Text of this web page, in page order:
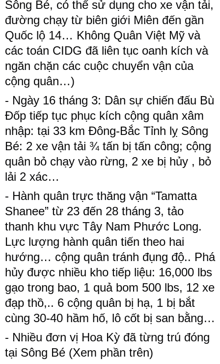
Sông Bé, có thể sử dụng cho xe vận tải,
đường chạy từ biên giới Miên đến gần
Quốc lộ 14… Không Quân Việt Mỹ và
các toán CIDG đã liên tục oanh kích và
ngăn chặn các cuộc chuyển vận của
cộng quân…)
- Ngày 16 tháng 3: Dân sự chiến đấu Bù
Đốp tiếp tục phục kích cộng quân xâm
nhập: tại 33 km Đông-Bắc Tỉnh lỵ Sông
Bé: 2 xe vận tải ¾ tấn bị tấn công; cộng
quân bỏ chạy vào rừng, 2 xe bị hủy , bỏ
lải 2 xác…
- Hành quân trực thăng vận “Tamatta
Shanee” từ 23 đến 28 tháng 3, tảo
thanh khu vực Tây Nam Phước Long.
Lực lượng hành quân tiến theo hai
hướng… cộng quân tránh đụng độ.. Phá
hủy được nhiều kho tiếp liệu: 16,000 lbs
gạo trong bao, 1 quả bom 500 lbs, 12 xe
đạp thồ,.. 6 cộng quân bị hạ, 1 bị bắt
cùng 30-40 hầm hố, lô cốt bị san bằng…
- Nhiều đơn vị Hoa Kỳ đã từng trú đóng
tại Sông Bé (Xem phần trên)